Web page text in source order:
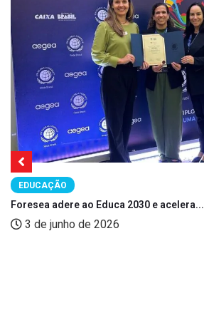
EDUCAÇÃO
Foresea adere ao Educa 2030 e acelera...
3 de junho de 2026